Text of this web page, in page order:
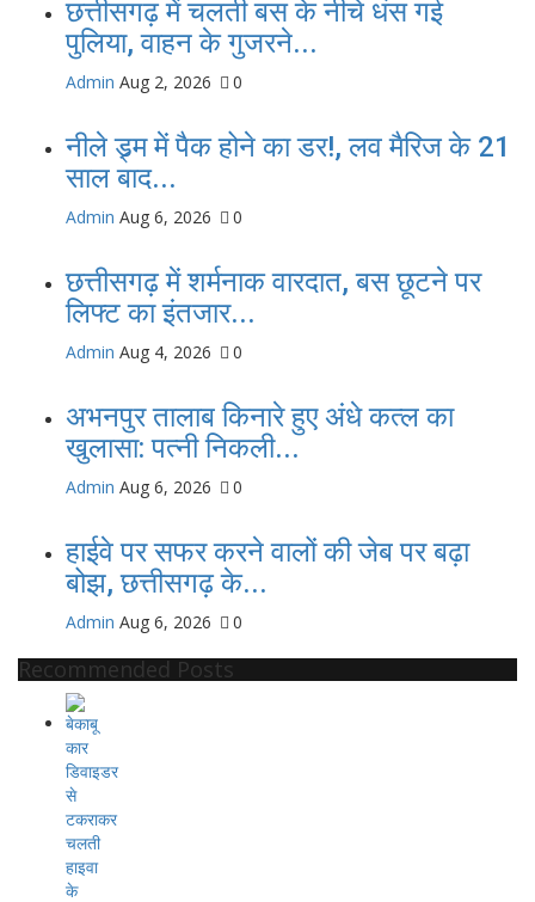
छत्तीसगढ़ में चलती बस के नीचे धंस गई
पुलिया, वाहन के गुजरने...
Admin Aug 2, 2026 0
नीले ड्र्म में पैक होने का डर!, लव मैरिज के 21
साल बाद...
Admin Aug 6, 2026 0
छत्तीसगढ़ में शर्मनाक वारदात, बस छूटने पर
लिफ्ट का इंतजार...
Admin Aug 4, 2026 0
अभनपुर तालाब किनारे हुए अंधे कत्ल का
खुलासा: पत्नी निकली...
Admin Aug 6, 2026 0
हाईवे पर सफर करने वालों की जेब पर बढ़ा
बोझ, छत्तीसगढ़ के...
Admin Aug 6, 2026 0
Recommended Posts